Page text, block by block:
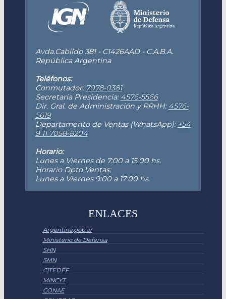
Avda.Cabildo 381 - C1426AAD - C.A.B.A.
República Argentina
Teléfonos:
Conmutador: 7078-0381
Secretaría Presidencia: 4576-5566
Dir. Gral. de Administración y RRHH: 4576-
5619
Departamento de Ventas (WhatsApp): +54
9 11 7058-8204
Horario:
Lunes a Viernes de 7:00 a 15:00 hs.
Horario Dpto Ventas:
Lunes a Viernes 9:00 a 17:00 hs.
ENLACES
Argentina.gob.ar
Ministerio de Defensa
SHN
SMN
CITEDEF
MINCYT
CONAE